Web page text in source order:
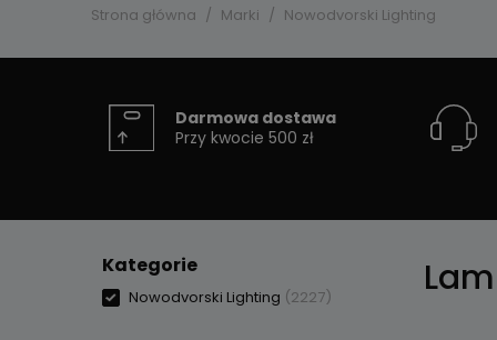
Strona główna Marki Nowodvorski Lighting
Darmowa dostawa
Przy kwocie 500 zł
Kategorie
Nowodvorski Lighting (2227)